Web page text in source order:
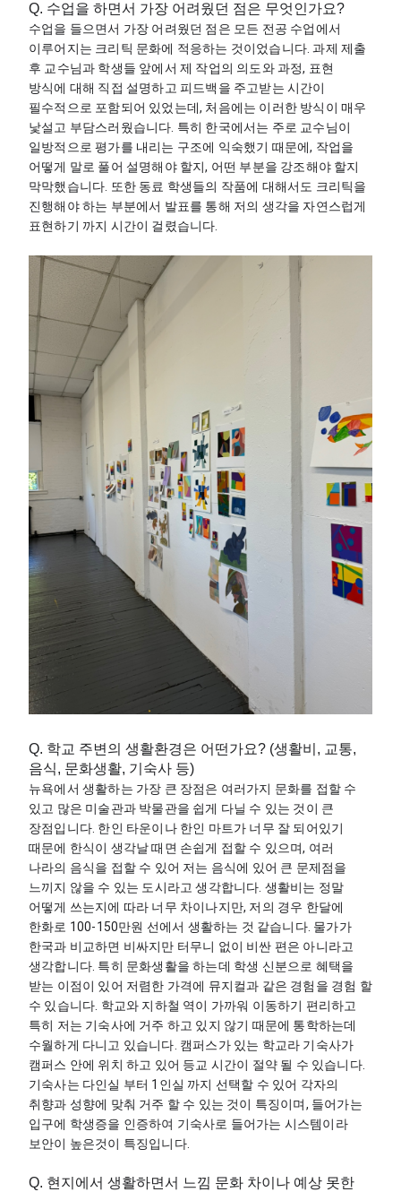
Q. 수업을 하면서 가장 어려웠던 점은 무엇인가요?
수업을 들으면서 가장 어려웠던 점은 모든 전공 수업에서
이루어지는 크리틱 문화에 적응하는 것이었습니다. 과제 제출
후 교수님과 학생들 앞에서 제 작업의 의도와 과정, 표현
방식에 대해 직접 설명하고 피드백을 주고받는 시간이
필수적으로 포함되어 있었는데, 처음에는 이러한 방식이 매우
낯설고 부담스러웠습니다. 특히 한국에서는 주로 교수님이
일방적으로 평가를 내리는 구조에 익숙했기 때문에, 작업을
어떻게 말로 풀어 설명해야 할지, 어떤 부분을 강조해야 할지
막막했습니다. 또한 동료 학생들의 작품에 대해서도 크리틱을
진행해야 하는 부분에서 발표를 통해 저의 생각을 자연스럽게
표현하기 까지 시간이 걸렸습니다.
Q. 학교 주변의 생활환경은 어떤가요? (생활비, 교통,
음식, 문화생활, 기숙사 등)
뉴욕에서 생활하는 가장 큰 장점은 여러가지 문화를 접할 수
있고 많은 미술관과 박물관을 쉽게 다닐 수 있는 것이 큰
장점입니다. 한인 타운이나 한인 마트가 너무 잘 되어있기
때문에 한식이 생각날 때면 손쉽게 접할 수 있으며, 여러
나라의 음식을 접할 수 있어 저는 음식에 있어 큰 문제점을
느끼지 않을 수 있는 도시라고 생각합니다. 생활비는 정말
어떻게 쓰는지에 따라 너무 차이나지만, 저의 경우 한달에
한화로 100-150만원 선에서 생활하는 것 같습니다. 물가가
한국과 비교하면 비싸지만 터무니 없이 비싼 편은 아니라고
생각합니다. 특히 문화생활을 하는데 학생 신분으로 혜택을
받는 이점이 있어 저렴한 가격에 뮤지컬과 같은 경험을 경험 할
수 있습니다. 학교와 지하철 역이 가까워 이동하기 편리하고
특히 저는 기숙사에 거주 하고 있지 않기 때문에 통학하는데
수월하게 다니고 있습니다. 캠퍼스가 있는 학교라 기숙사가
캠퍼스 안에 위치 하고 있어 등교 시간이 절약 될 수 있습니다.
기숙사는 다인실 부터 1인실 까지 선택할 수 있어 각자의
취향과 성향에 맞춰 거주 할 수 있는 것이 특징이며, 들어가는
입구에 학생증을 인증하여 기숙사로 들어가는 시스템이라
보안이 높은것이 특징입니다.
Q. 현지에서 생활하면서 느낌 문화 차이나 예상 못한